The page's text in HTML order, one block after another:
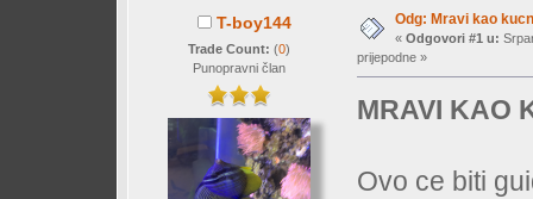
T-boy144
Trade Count: (0)
Punopravni član
Odg: Mravi kao
« Odgovori #1 u:
prijepodne »
MRAVI KAO
Ovo ce biti